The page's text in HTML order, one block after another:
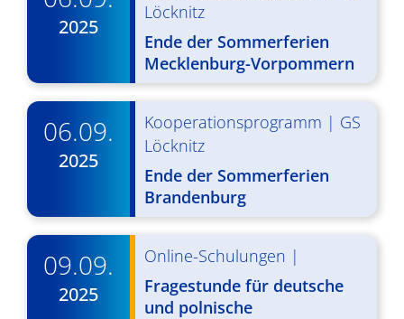
i
c
h
e
n
N
o
n
2025
Löcknitz
Ende der Sommerferien
Mecklenburg-Vorpommern
06.09.
2025
Kooperationsprogramm | GS
Löcknitz
Ende der Sommerferien
Brandenburg
09.09.
2025
Online-Schulungen |
Fragestunde für deutsche
und polnische